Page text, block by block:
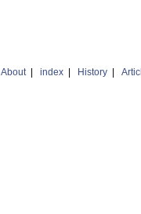
About| index History